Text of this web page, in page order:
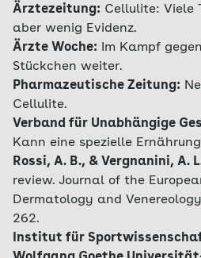
Ärztezeitung: Cellulite: Viele
aber wenig Evidenz.
Ärzte Woche:
Im Kampf
Stückchen weiter.
Pharmazeutische Zeitung:
Cellulite.
Verband für Unabhängige
Kann eine spezielle
Rossi, A. B., & Vergnanini, A.
review. Journal of the
Dermatology and
262.
Institut für